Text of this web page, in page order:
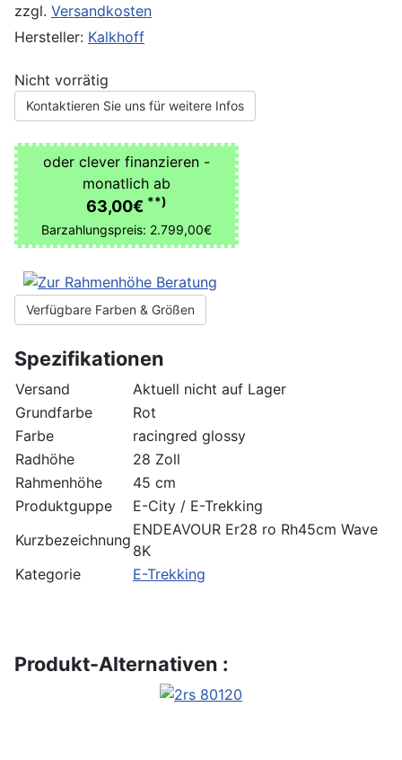
zzgl. Versandkosten
Hersteller: Kalkhoff
Nicht vorrätig
Kontaktieren Sie uns für weitere Infos
oder clever finanzieren -
monatlich ab
63,00€ **)
Barzahlungspreis: 2.799,00€
Verfügbare Farben & Größen
Spezifikationen
Versand
Aktuell nicht auf Lager
Grundfarbe
Rot
Farbe
racingred glossy
Radhöhe
28 Zoll
Rahmenhöhe
45 cm
Produktguppe
E-City / E-Trekking
Kurzbezeichnung
ENDEAVOUR Er28 ro Rh45cm Wave
8K
Kategorie
E-Trekking
Produkt-Alternativen :